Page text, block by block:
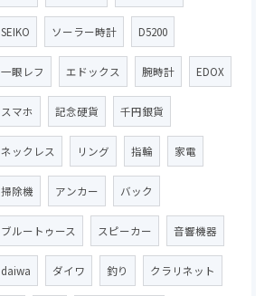
SEIKO ソーラー時計 D5200
一眼レフ エドックス 腕時計 EDOX
スマホ 記念硬貨 千円銀貨
ネックレス リング 指輪 家電
掃除機 アンカー バック
ブルートゥース スピーカー 音響機器
daiwa ダイワ 釣り クラリネット